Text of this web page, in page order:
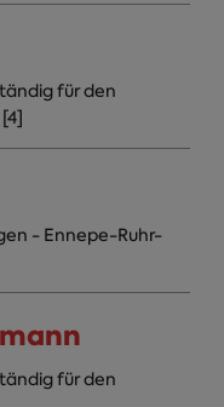
für den
- Ennepe-Ruhr-
für den